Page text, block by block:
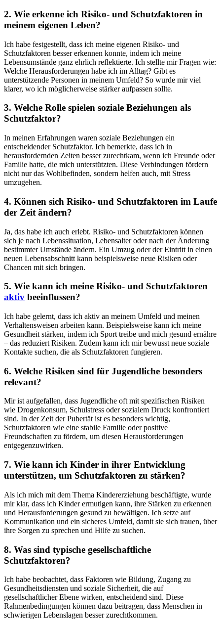
2. Wie ‍erkenne ich Risiko- und‌ Schutzfaktoren in
meinem eigenen Leben?
Ich habe ‍festgestellt,⁤ dass ich meine eigenen Risiko- und
Schutzfaktoren besser ​erkennen konnte, indem ‍ich meine
Lebensumstände ganz ehrlich reflektierte.‍ Ich stellte mir Fragen wie:
Welche Herausforderungen⁣ habe ich⁢ im Alltag? Gibt es
unterstützende Personen in meinem Umfeld? So wurde⁢ mir viel
klarer, wo ich​ möglicherweise stärker aufpassen sollte.
3. Welche Rolle​ spielen soziale Beziehungen ​als​
Schutzfaktor?
In meinen Erfahrungen ‍waren soziale Beziehungen ein
entscheidender Schutzfaktor.‌ Ich bemerkte, dass‍ ich ⁢in
herausfordernden Zeiten⁢ besser zurechtkam, wenn ich Freunde oder
Familie​ hatte, die mich unterstützten. ⁣Diese Verbindungen fördern
nicht nur das Wohlbefinden, sondern ⁣helfen auch, mit ⁢Stress
umzugehen.
4. Können sich Risiko- und Schutzfaktoren im Laufe
der Zeit ändern?
Ja, das habe ich‌ auch erlebt. ‌Risiko- und Schutzfaktoren können
sich ⁢je nach Lebenssituation, Lebensalter oder nach der Änderung
bestimmter Umstände ändern. Ein​ Umzug oder der Eintritt in einen
neuen‌ Lebensabschnitt kann beispielsweise neue Risiken oder
Chancen mit sich bringen.
5. ‌Wie kann⁢ ich meine Risiko- und⁢ Schutzfaktoren
aktiv beeinflussen?
Ich habe gelernt,‍ dass ‍ich aktiv an meinem Umfeld und meinen
Verhaltensweisen arbeiten kann. Beispielsweise kann ich meine
⁤Gesundheit stärken, indem ich ‌Sport treibe und mich ⁢gesund ernähre
– das reduziert Risiken. Zudem kann ich mir bewusst neue soziale
Kontakte suchen, die als Schutzfaktoren fungieren.
6. Welche Risiken sind für‌ Jugendliche besonders
relevant?
Mir ‍ist aufgefallen, ⁤dass Jugendliche oft mit spezifischen Risiken
wie Drogenkonsum, Schulstress oder sozialem Druck konfrontiert
sind. In der Zeit der Pubertät ist es besonders wichtig,
Schutzfaktoren wie ‌eine stabile Familie oder positive
Freundschaften zu fördern,‌ um ‌diesen Herausforderungen
‍entgegenzuwirken.
7.​ Wie kann ich Kinder in ihrer ‍Entwicklung
unterstützen, um‍ Schutzfaktoren zu ⁤stärken?
Als ich mich mit dem Thema Kindererziehung beschäftigte, wurde
mir klar, dass ich Kinder ermutigen kann, ihre Stärken zu erkennen
und Herausforderungen gesund zu bewältigen. Ich⁣ setze⁢ auf
Kommunikation und ein sicheres Umfeld, damit sie sich trauen, über
ihre‍ Sorgen zu sprechen und Hilfe ​zu‍ suchen.
8. Was sind typische gesellschaftliche
Schutzfaktoren?
Ich habe beobachtet,‍ dass Faktoren wie Bildung, Zugang zu
Gesundheitsdiensten und ⁣soziale‌ Sicherheit, ​die auf
gesellschaftlicher Ebene wirken, entscheidend⁢ sind. Diese ​
Rahmenbedingungen können dazu beitragen, dass Menschen in
schwierigen Lebenslagen besser zurechtkommen.